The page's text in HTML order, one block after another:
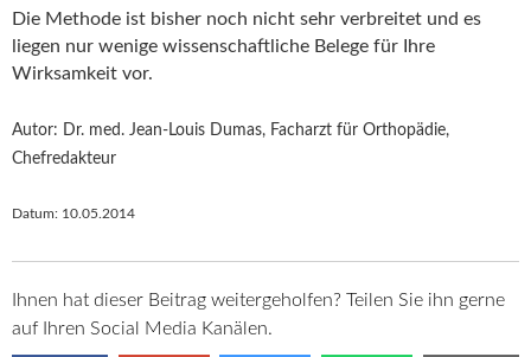
Die Methode ist bisher noch nicht sehr verbreitet und es
liegen nur wenige wissenschaftliche Belege für Ihre
Wirksamkeit vor.
Autor: Dr. med. Jean-Louis Dumas, Facharzt für Orthopädie,
Chefredakteur
Datum: 10.05.2014
Ihnen hat dieser Beitrag weitergeholfen? Teilen Sie ihn gerne
auf Ihren Social Media Kanälen.